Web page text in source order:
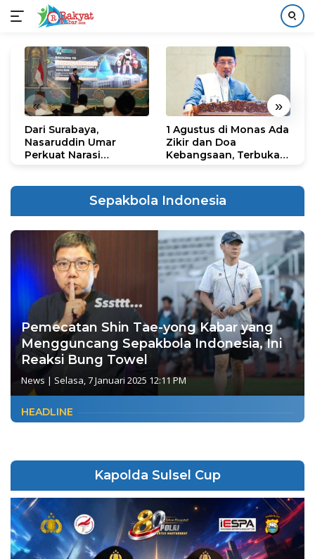
konten
« »
Dari Surabaya,
Nasaruddin Umar
Perkuat Narasi
1 Agustus di Monas Ada
Zikir dan Doa
Kebangsaan, Terbuka
Sepakbola Indonesia
Pemecatan Shin Tae-yong Kabar yang
Mengguncang Sepakbola Indonesia, Ini
Reaksi Bung Towel
News | Selasa, 7 Januari 2025 12:11 PM
HEADLINE
Kapolda Sulsel Cup